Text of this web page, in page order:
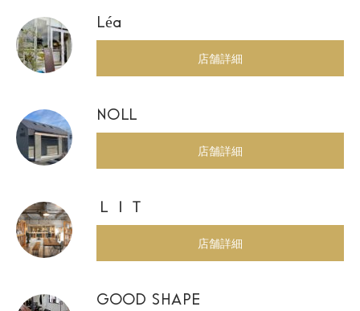
Léa
店舗詳細
NOLL
店舗詳細
ＬＩＴ
店舗詳細
GOOD SHAPE